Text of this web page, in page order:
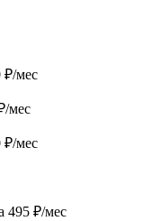
₽/мес
мес
₽/мес
495 ₽/мес